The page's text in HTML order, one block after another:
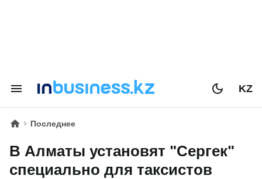
KZ
Последнее
В Алматы установят "Сергек"
специально для таксистов